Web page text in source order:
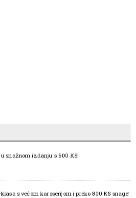
snažnom izdanju s 500 KS!
s većom karoserijom i preko 800 KS snage!